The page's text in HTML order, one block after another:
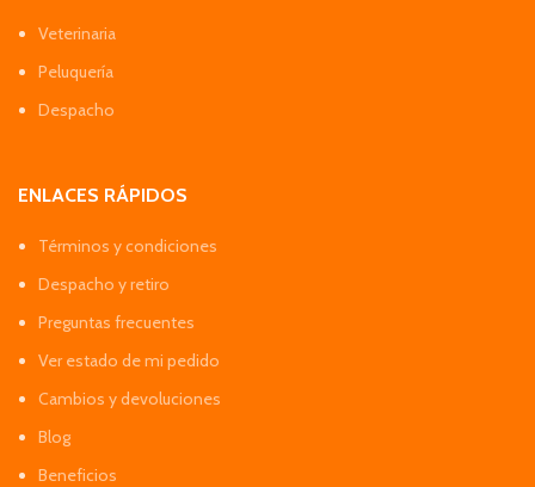
Veterinaria
Peluquería
Despacho
ENLACES RÁPIDOS
Términos y condiciones
Despacho y retiro
Preguntas frecuentes
Ver estado de mi pedido
Cambios y devoluciones
Blog
Beneficios